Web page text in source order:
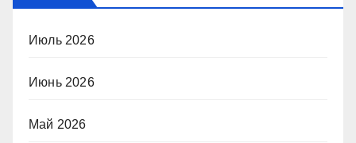
Июль 2026
Июнь 2026
Май 2026